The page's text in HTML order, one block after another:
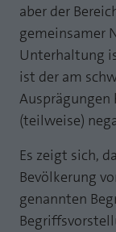
aber der
gemeinsamer
Unterhaltung
ist der am
Ausprägungen
(teilweise)
Es zeigt sich,
Bevölkerung
genannten